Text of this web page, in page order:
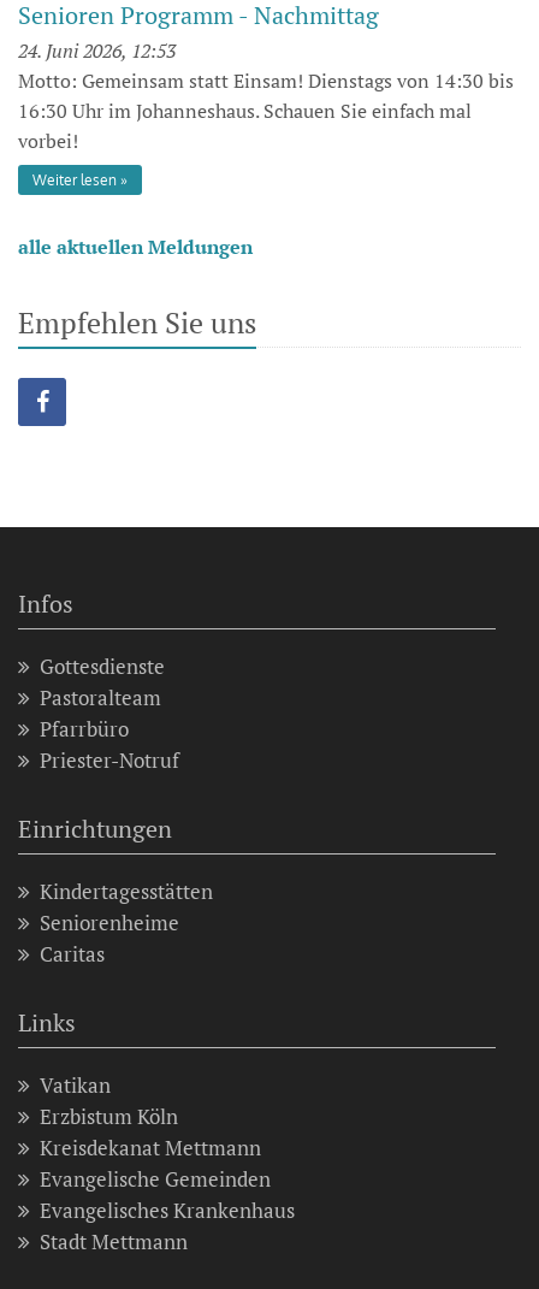
Senioren Programm - Nachmittag
24. Juni 2026, 12:53
Motto: Gemeinsam statt Einsam! Dienstags von 14:30 bis
16:30 Uhr im Johanneshaus. Schauen Sie einfach mal
vorbei!
Weiter lesen
alle aktuellen Meldungen
Empfehlen Sie uns
Infos
Gottesdienste
Pastoralteam
Pfarrbüro
Priester-Notruf
Einrichtungen
Kindertagesstätten
Seniorenheime
Caritas
Links
Vatikan
Erzbistum Köln
Kreisdekanat Mettmann
Evangelische Gemeinden
Evangelisches Krankenhaus
Stadt Mettmann